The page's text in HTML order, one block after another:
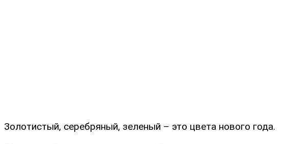
Золотистый, серебряный, зеленый – это цвета нового года.